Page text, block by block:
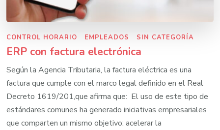
CONTROL HORARIO EMPLEADOS SIN CATEGORÍA
ERP con factura electrónica
Según la Agencia Tributaria, la factura eléctrica es una
factura que cumple con el marco legal definido en el Real
Decreto 1619/201,que afirma que: El uso de este tipo de
estándares comunes ha generado iniciativas empresariales
que comparten un mismo objetivo: acelerar la